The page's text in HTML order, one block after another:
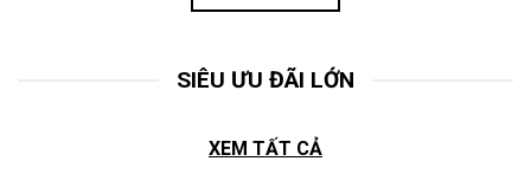
SIÊU ƯU ĐÃI LỚN
XEM TẤT CẢ